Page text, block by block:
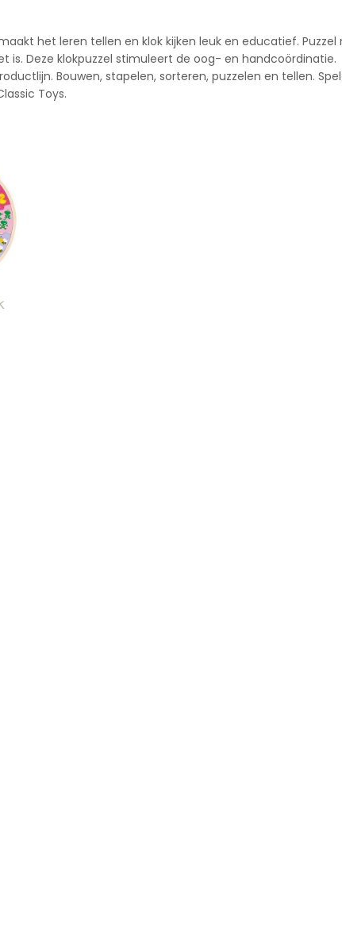
het leren tellen en klok kijken leuk en educatief.
is. Deze klokpuzzel stimuleert de oog- en handcoördinatie.
Bouwen, stapelen, sorteren, puzzelen en tellen.
Toys.